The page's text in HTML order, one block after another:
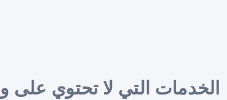
الخدمات التي لا تحتوي